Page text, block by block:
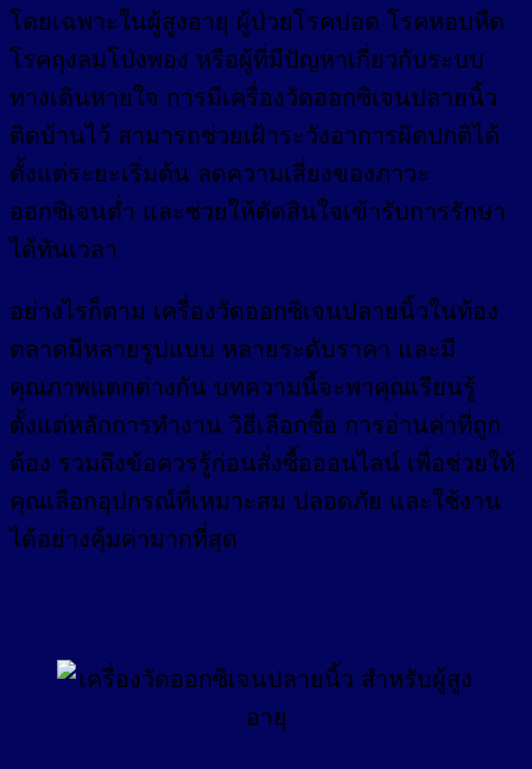
โดยเฉพาะในผู้สูงอายุ ผู้ป่วยโรคปอด โรคหอบหืด
โรคถุงลมโป่งพอง หรือผู้ที่มีปัญหาเกี่ยวกับระบบ
ทางเดินหายใจ การมีเครื่องวัดออกซิเจนปลายนิ้ว
ติดบ้านไว้ สามารถช่วยเฝ้าระวังอาการผิดปกติได้
ตั้งแต่ระยะเริ่มต้น ลดความเสี่ยงของภาวะ
ออกซิเจนต่ำ และช่วยให้ตัดสินใจเข้ารับการรักษา
ได้ทันเวลา
อย่างไรก็ตาม เครื่องวัดออกซิเจนปลายนิ้วในท้อง
ตลาดมีหลายรูปแบบ หลายระดับราคา และมี
คุณภาพแตกต่างกัน บทความนี้จะพาคุณเรียนรู้
ตั้งแต่หลักการทำงาน วิธีเลือกซื้อ การอ่านค่าที่ถูก
ต้อง รวมถึงข้อควรรู้ก่อนสั่งซื้อออนไลน์ เพื่อช่วยให้
คุณเลือกอุปกรณ์ที่เหมาะสม ปลอดภัย และใช้งาน
ได้อย่างคุ้มค่ามากที่สุด